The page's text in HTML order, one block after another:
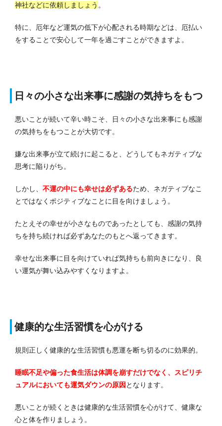
神社などに依頼しましょう 。
特に、厄年など運気の低下が心配される時期などは、厄払い
をすることで安心して一年を過ごすことができますよ。
日々の小さな出来事に感謝の気持ちをもつ
悪いことが続いて辛い時こそ、日々の小さな出来事にも感謝
の気持ちをもつことが大切です。
嫌な出来事が立て続けに起こると、どうしてもネガティブな
思考に陥りがち。
しかし、 不運の中にも幸せは必ずあるため、ネガティブなこ
とではなくポジティブなことに目を向けましょう。
たとえその幸せが小さなものであったとしても、感謝の気持
ちを持ち続ければ必ずあなたのもとへ返ってきます。
幸せな出来事に目を向けていれば気持ちも前向きになり、良
い運気が舞い込みやすくなりますよ。
健康的な生活習慣を心がける
規則正しく健康的な生活習慣も悪運を断ち切るのに効果的。
睡眠不足や偏った食生活は体調を崩すだけでなく、スピリチ
ュアルにおいても運気ダウンの原因 となります。
悪いことが続くときは健康的な生活習慣を心がけて、健康な
心と体を作りましょう。